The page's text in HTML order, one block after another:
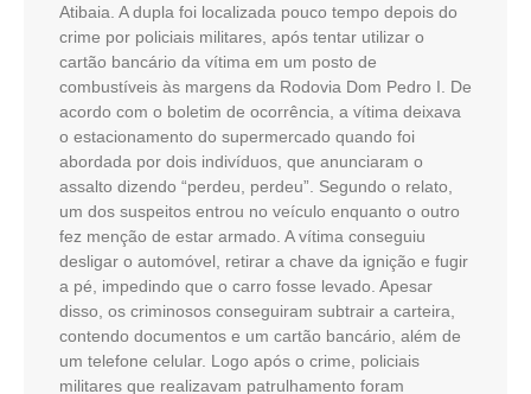
Atibaia. A dupla foi localizada pouco tempo depois do
crime por policiais militares, após tentar utilizar o
cartão bancário da vítima em um posto de
combustíveis às margens da Rodovia Dom Pedro I. De
acordo com o boletim de ocorrência, a vítima deixava
o estacionamento do supermercado quando foi
abordada por dois indivíduos, que anunciaram o
assalto dizendo “perdeu, perdeu”. Segundo o relato,
um dos suspeitos entrou no veículo enquanto o outro
fez menção de estar armado. A vítima conseguiu
desligar o automóvel, retirar a chave da ignição e fugir
a pé, impedindo que o carro fosse levado. Apesar
disso, os criminosos conseguiram subtrair a carteira,
contendo documentos e um cartão bancário, além de
um telefone celular. Logo após o crime, policiais
militares que realizavam patrulhamento foram